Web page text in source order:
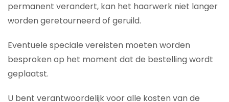
permanent verandert, kan het haarwerk niet langer
worden geretourneerd of geruild.
Eventuele speciale vereisten moeten worden
besproken op het moment dat de bestelling wordt
geplaatst.
U bent verantwoordelijk voor alle kosten van de